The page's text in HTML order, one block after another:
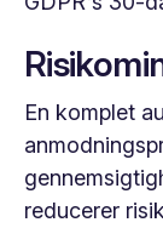
En komplet
reducerer